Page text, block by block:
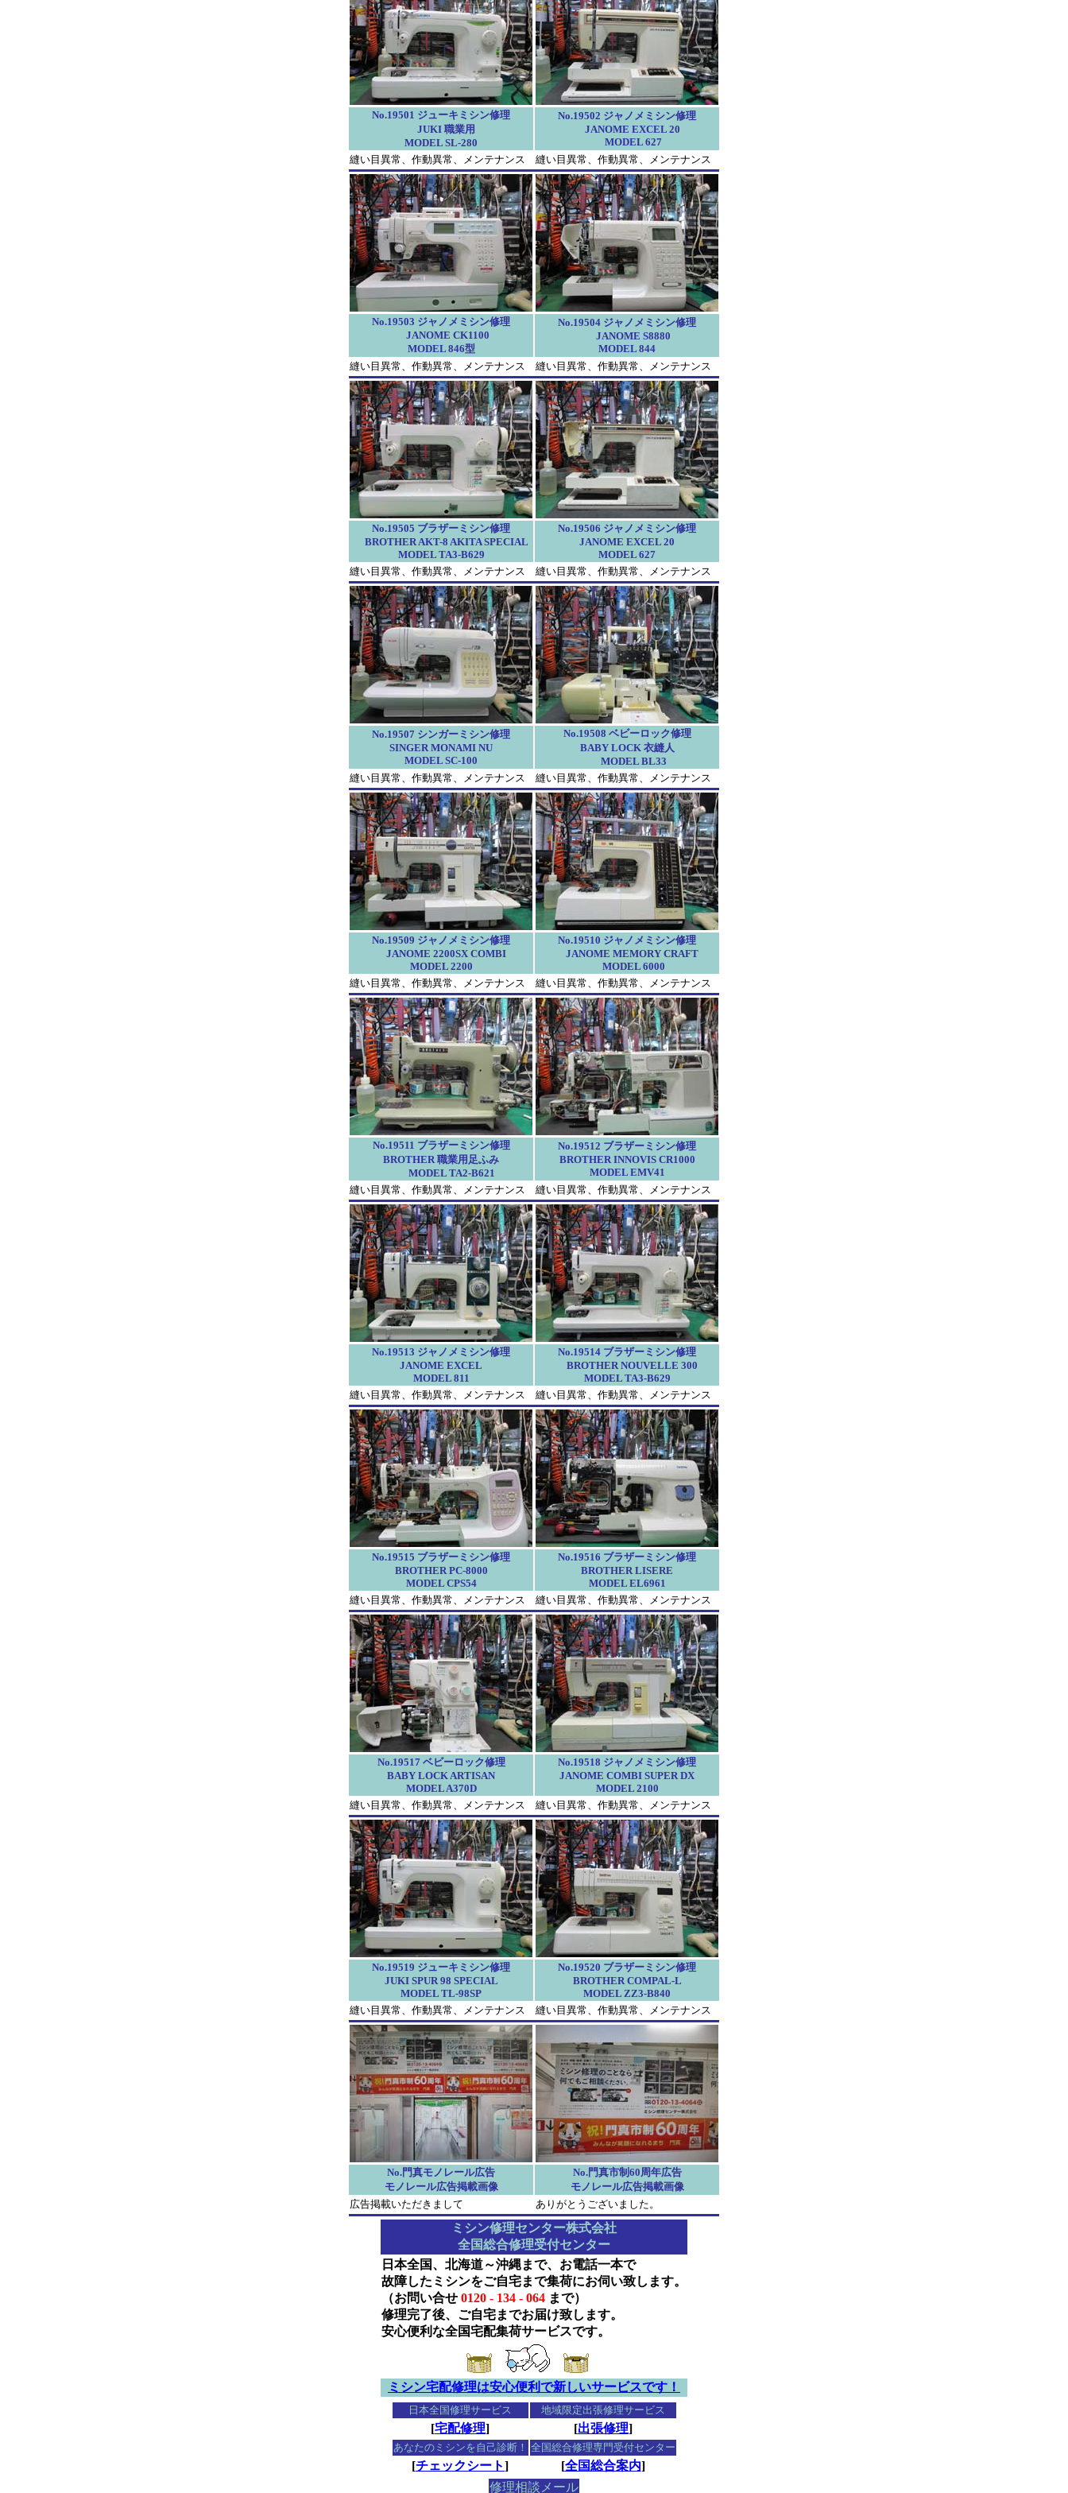
No.19501 ジューキミシン修理
JUKI 職業用
MODEL SL-280
No.19502 ジャノメミシン修理
JANOME EXCEL 20
MODEL 627
縫い目異常、作動異常、メンテナンス
縫い目異常、作動異常、メンテナンス
No.19503 ジャノメミシン修理
JANOME CK1100
MODEL 846型
No.19504 ジャノメミシン修理
JANOME S8880
MODEL 844
縫い目異常、作動異常、メンテナンス
縫い目異常、作動異常、メンテナンス
No.19505 ブラザーミシン修理
BROTHER AKT-8 AKITA SPECIAL
MODEL TA3-B629
No.19506 ジャノメミシン修理
JANOME EXCEL 20
MODEL 627
縫い目異常、作動異常、メンテナンス
縫い目異常、作動異常、メンテナンス
No.19507 シンガーミシン修理
SINGER MONAMI NU
MODEL SC-100
No.19508 ベビーロック修理
BABY LOCK 衣縫人
MODEL BL33
縫い目異常、作動異常、メンテナンス
縫い目異常、作動異常、メンテナンス
No.19509 ジャノメミシン修理
JANOME 2200SX COMBI
MODEL 2200
No.19510 ジャノメミシン修理
JANOME MEMORY CRAFT
MODEL 6000
縫い目異常、作動異常、メンテナンス
縫い目異常、作動異常、メンテナンス
No.19511 ブラザーミシン修理
BROTHER 職業用足ふみ
MODEL TA2-B621
No.19512 ブラザーミシン修理
BROTHER INNOVIS CR1000
MODEL EMV41
縫い目異常、作動異常、メンテナンス
縫い目異常、作動異常、メンテナンス
No.19513 ジャノメミシン修理
JANOME EXCEL
MODEL 811
No.19514 ブラザーミシン修理
BROTHER NOUVELLE 300
MODEL TA3-B629
縫い目異常、作動異常、メンテナンス
縫い目異常、作動異常、メンテナンス
No.19515 ブラザーミシン修理
BROTHER PC-8000
MODEL CPS54
No.19516 ブラザーミシン修理
BROTHER LISERE
MODEL EL6961
縫い目異常、作動異常、メンテナンス
縫い目異常、作動異常、メンテナンス
No.19517 ベビーロック修理
BABY LOCK ARTISAN
MODEL A370D
No.19518 ジャノメミシン修理
JANOME COMBI SUPER DX
MODEL 2100
縫い目異常、作動異常、メンテナンス
縫い目異常、作動異常、メンテナンス
No.19519 ジューキミシン修理
JUKI SPUR 98 SPECIAL
MODEL TL-98SP
No.19520 ブラザーミシン修理
BROTHER COMPAL-L
MODEL ZZ3-B840
縫い目異常、作動異常、メンテナンス
縫い目異常、作動異常、メンテナンス
No.門真モノレール広告
モノレール広告掲載画像
No.門真市制60周年広告
モノレール広告掲載画像
広告掲載いただきまして
ありがとうございました。
ミシン修理センター株式会社
全国総合修理受付センター
日本全国、北海道～沖縄まで、お電話一本で
故障したミシンをご自宅まで集荷にお伺い致します。
（お問い合せ 0120 - 134 - 064 まで）
修理完了後、ご自宅までお届け致します。
安心便利な全国宅配集荷サービスです。
ミシン宅配修理は安心便利で新しいサービスです！
日本全国修理サービス 地域限定出張修理サービス
[宅配修理] [出張修理]
あなたのミシンを自己診断！ 全国総合修理専門受付センター
[チェックシート] [全国総合案内]
修理相談メール